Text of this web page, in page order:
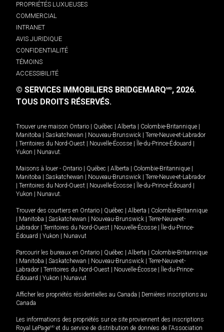
PROPRIÉTÉS LUXUEUSES
COMMERCIAL
INTRANET
AVIS JURIDIQUE
CONFIDENTIALITÉ
TÉMOINS
ACCESSIBILITÉ
© SERVICES IMMOBILIERS BRIDGEMARQMD, 2026.
TOUS DROITS RÉSERVÉS.
Trouver une maison Ontario | Québec | Alberta | Colombie-Britannique |
Manitoba | Saskatchewan | Nouveau-Brunswick | Terre-Neuve-et-Labrador
| Territoires du Nord-Ouest | Nouvelle-Écosse | Île-du-Prince-Édouard |
Yukon | Nunavut.
Maisons à louer - Ontario | Québec | Alberta | Colombie-Britannique |
Manitoba | Saskatchewan | Nouveau-Brunswick | Terre-Neuve-et-Labrador
| Territoires du Nord-Ouest | Nouvelle-Écosse | Île-du-Prince-Édouard |
Yukon | Nunavut.
Trouver des courtiers en Ontario | Québec | Alberta | Colombie-Britannique
| Manitoba | Saskatchewan | Nouveau-Brunswick | Terre-Neuve-et-
Labrador | Territoires du Nord-Ouest | Nouvelle-Écosse | Île-du-Prince-
Édouard | Yukon | Nunavut
Parcourir les bureaux en Ontario | Québec | Alberta | Colombie-Britannique
| Manitoba | Saskatchewan | Nouveau-Brunswick | Terre-Neuve-et-
Labrador | Territoires du Nord-Ouest | Nouvelle-Écosse | Île-du-Prince-
Édouard | Yukon | Nunavut
Afficher les propriétés résidentielles au Canada | Dernières inscriptions au
Canada
Les informations des propriétés sur ce site proviennent des inscriptions
Royal LePageMD et du service de distribution de données de l'Association